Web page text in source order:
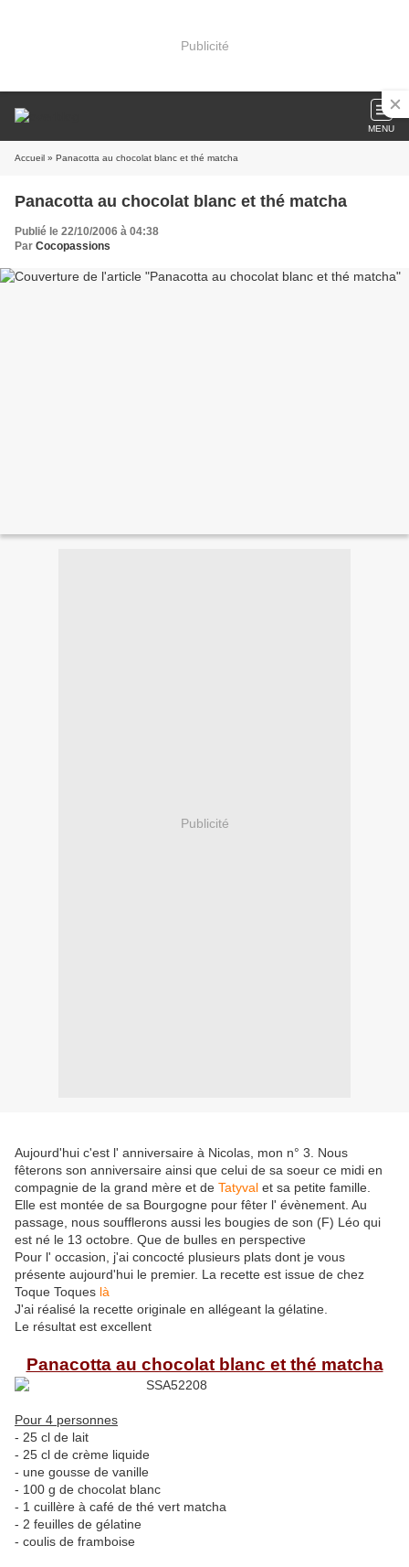
Publicité
MENU
Accueil » Panacotta au chocolat blanc et thé matcha
Panacotta au chocolat blanc et thé matcha
Publié le 22/10/2006 à 04:38
Par Cocopassions
Publicité
Aujourd'hui c'est l' anniversaire à Nicolas, mon n° 3. Nous
fêterons son anniversaire ainsi que celui de sa soeur ce midi en
compagnie de la grand mère et de Tatyval et sa petite famille.
Elle est montée de sa Bourgogne pour fêter l' évènement. Au
passage, nous soufflerons aussi les bougies de son (F) Léo qui
est né le 13 octobre. Que de bulles en perspective
Pour l' occasion, j'ai concocté plusieurs plats dont je vous
présente aujourd'hui le premier. La recette est issue de chez
Toque Toques là
J'ai réalisé la recette originale en allégeant la gélatine.
Le résultat est excellent
Panacotta au chocolat blanc et thé matcha
Pour 4 personnes
- 25 cl de lait
- 25 cl de crème liquide
- une gousse de vanille
- 100 g de chocolat blanc
- 1 cuillère à café de thé vert matcha
- 2 feuilles de gélatine
- coulis de framboise